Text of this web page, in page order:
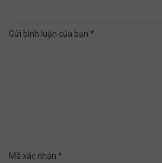
Gửi bình luận của bạn *
Mã xác nhận *